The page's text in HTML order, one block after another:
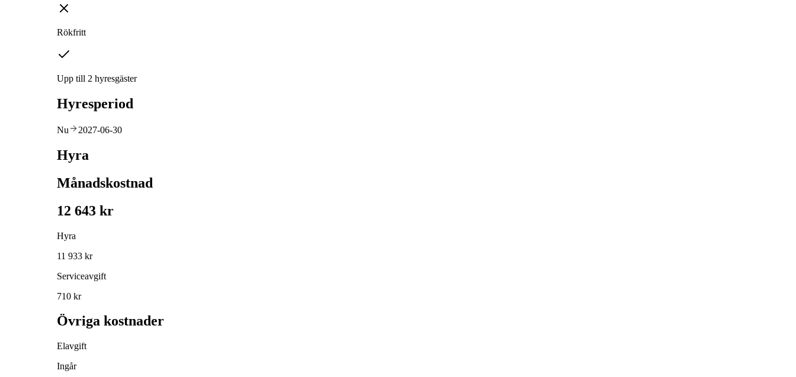
Rökfritt
Upp till 2 hyresgäster
Hyresperiod
Nu 2027-06-30
Hyra
Månadskostnad
12 643 kr
Hyra
11 933 kr
Serviceavgift
710 kr
Övriga kostnader
Elavgift
Ingår